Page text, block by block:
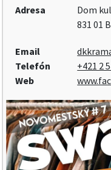
Adresa
Dom
831 01
Email
Telefón
+421 2
Web